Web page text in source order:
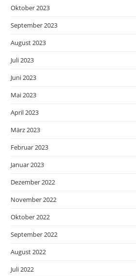
Oktober 2023
September 2023
August 2023
Juli 2023
Juni 2023
Mai 2023
April 2023
März 2023
Februar 2023
Januar 2023
Dezember 2022
November 2022
Oktober 2022
September 2022
August 2022
Juli 2022